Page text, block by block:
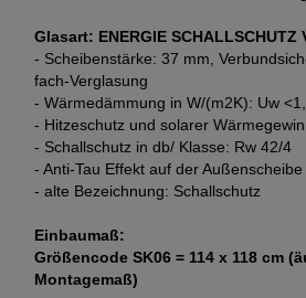
Glasart: ENERGIE
- Scheibenstärke: 37 mm,
fach-Verglasung
- Wärmedämmung in W/(m2K): Uw
- Hitzeschutz und solarer
- Schallschutz in db/ Klasse: Rw 42/4
- Anti-Tau Effekt auf der Außenscheibe
- alte Bezeichnung: Schallschutz
Einbaumaß:
Größencode SK06 = 114 x 118 cm
Montagemaß)